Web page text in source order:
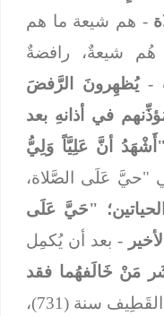
- هم شيعة ما هم
هُم شيعةٌ، رافضةٌ
يُظهِرونَ الرَّفضَ
في أذانهِ بعد
"أَشْهَدُ أنَّ عَلِيَّاً وَلِيُّ
عَلَى الصَّلاة،
"حَيَّ عَلَى
- بعد أن يُكمِل
مَنْ خَالَفهُما فقد
- هذا هو أذانُ الشيعةِ في القَطِيف سنة (731)،